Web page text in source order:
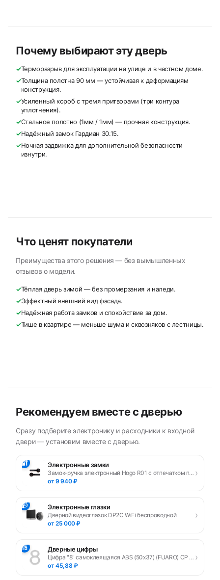
Почему выбирают эту дверь
✓Терморазрыв для эксплуатации на улице и в частном доме.
✓Толщина полотна 90 мм — устойчивая к деформациям
конструкция.
✓Усиленный короб с тремя притворами (три контура
уплотнения).
✓Стальное полотно (1мм / 1мм) — прочная конструкция.
✓Надёжный замок Гардиан 30.15.
✓Ночная задвижка для дополнительной безопасности
изнутри.
Что ценят покупатели
Преимущества этого решения — без вымышленных
отзывов о модели.
✓Тёплая дверь зимой — без промерзания и наледи.
✓Эффектный внешний вид фасада.
✓Надёжная работа замков и спокойствие за дом.
✓Тише в квартире — меньше шума и сквозняков с лестницы.
Рекомендуем вместе с дверью
Сразу подберите электронику и расходники к входной
двери — установим вместе с дверью.
🔐 Электронные замки
Замок-ручка электронный Hogo R01 с отпечатком пальца, черный
от 9 940 ₽
›
📹 Электронные глазки
Дверной видеоглазок DP2C WiFi беспроводной
от 25 000 ₽
›
🔢 Дверные цифры
Цифра "8" самоклеящаяся ABS (50х37) (FUARO) CP хром
от 45,88 ₽
›